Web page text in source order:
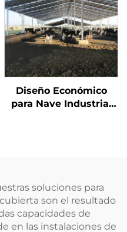
para edificios, edificios
de acero
Diseño Económico
para Nave Industrial
soluciones para
son el resultado
capacidades de
en las instalaciones de